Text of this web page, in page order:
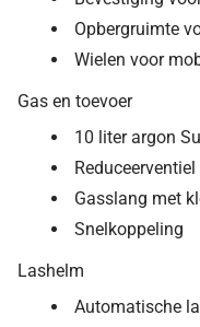
Opbergruimte
Wielen voor
Gas en toevoer
10 liter argon
Reduceerventiel
Gasslang met
Snelkoppeling
Lashelm
Automatische